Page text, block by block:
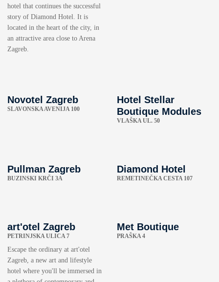
hotel that continues the successful
story of Diamond Hotel. It is
located in the heart of the city, in
an attractive area close to Arena
Zagreb.
Novotel Zagreb
SLAVONSKA AVENIJA 100
Hotel Stellar
Boutique Modules
VLAŠKA UL. 50
Pullman Zagreb
BUZINSKI KRČI 3A
Diamond Hotel
REMETINEČKA CESTA 107
art'otel Zagreb
PETRINJSKA ULICA 7
Escape the ordinary at art'otel
Zagreb, a new art and lifestyle
hotel where you'll be immersed in
Met Boutique
PRAŠKA 4